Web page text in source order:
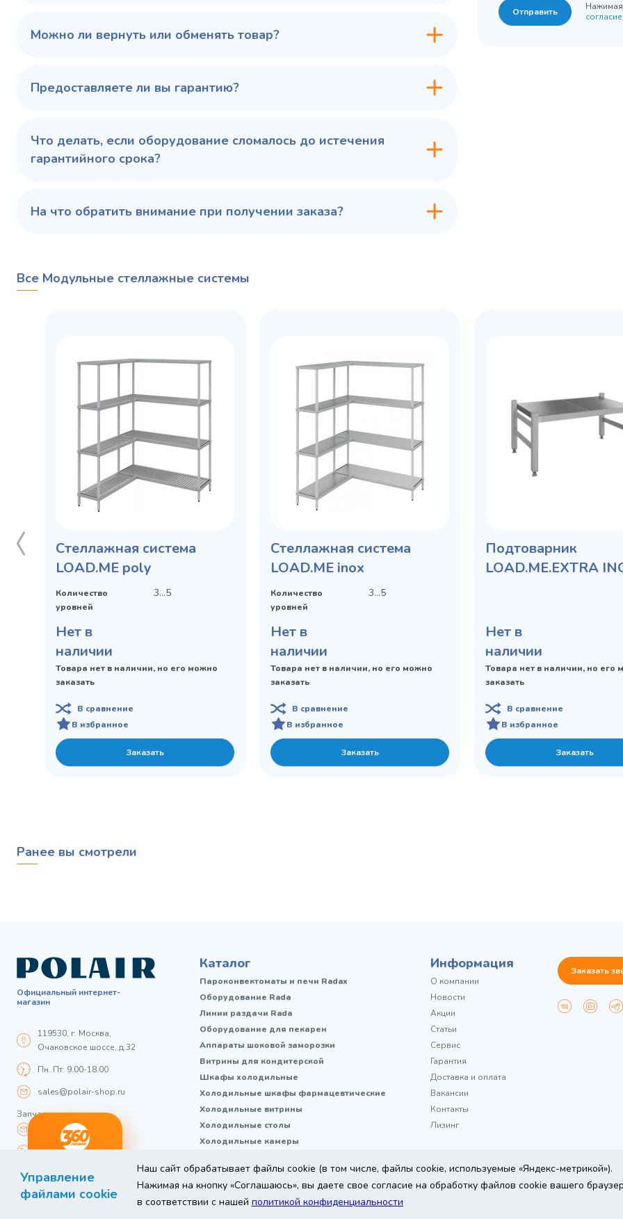
Управление
файлами cookie
Наш сайт обрабатывает файлы cookie (в том числе, файлы cookie, используемые «Яндекс-метрикой»).
Нажимая на кнопку «Соглашаюсь», вы даете свое согласие на обработку файлов cookie вашего
в соответствии с нашей политикой конфиденциальности
100 343 ₽ ✓ В наличии 102 797 ₽ ✓ В наличии 60 775 ₽
Можно ли вернуть или обменять товар?
Предоставляете ли вы гарантию?
Что делать, если оборудование сломалось до истечения
гарантийного срока?
На что обратить внимание при получении заказа?
Отправить
Нажимая
Все Модульные стеллажные системы
Стеллажная система
LOAD.ME poly
Количество
уровней
3...5
Нет в
наличии
Товара нет в наличии, но его можно
заказать
В сравнение
В избранное
Заказать
Стеллажная система
LOAD.ME inox
Количество
уровней
3...5
Нет в
наличии
Товара нет в наличии, но его можно
заказать
В сравнение
В избранное
Заказать
Подтоварник
LOAD.ME.EXTRA
Нет в
наличии
Товара нет в наличии, но его
заказать
В сравнение
В избранное
Заказать
Ранее вы смотрели
Официальный интернет-
магазин
119530, г. Москва,
Очаковское шоссе, д.32
Пн..Пт: 9.00-18.00
sales@polair-shop.ru
Запчасти:
zip@polair-shop.ru
+7 800 301 33 65
Каталог
Пароконвектоматы и печи Radax
Оборудование Rada
Линии раздачи Rada
Оборудование для пекарен
Аппараты шоковой заморозки
Витрины для кондитерской
Шкафы холодильные
Холодильные шкафы фармацевтические
Холодильные витрины
Холодильные столы
Холодильные камеры
Магазиностроение
Термоконтейнеры FoodLine
Информация
О компании
Новости
Акции
Статьи
Сервис
Гарантия
Доставка и оплата
Вакансии
Контакты
Лизинг
Заказать
оборудование
Оставь заявку